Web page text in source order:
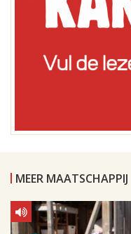
MEER MAATSCHAPPIJ